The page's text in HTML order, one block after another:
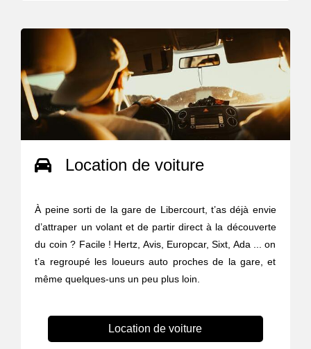
Location de voiture
À peine sorti de la gare de Libercourt, t’as déjà envie
d’attraper un volant et de partir direct à la découverte
du coin ? Facile ! Hertz, Avis, Europcar, Sixt, Ada ... on
t’a regroupé les loueurs auto proches de la gare, et
même quelques-uns un peu plus loin.
Location de voiture